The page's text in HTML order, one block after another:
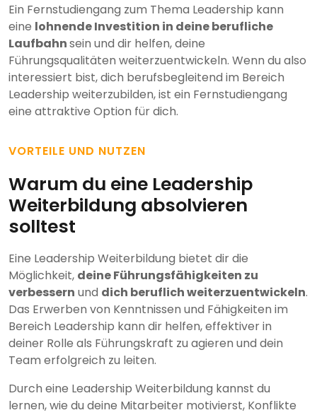
Ein Fernstudiengang zum Thema Leadership kann
eine lohnende Investition in deine berufliche
Laufbahnsein und dir helfen, deine
Führungsqualitäten weiterzuentwickeln. Wenn du also
interessiert bist, dich berufsbegleitend im Bereich
Leadership weiterzubilden, ist ein Fernstudiengang
eine attraktive Option für dich.
VORTEILE UND NUTZEN
Warum du eine Leadership
Weiterbildung absolvieren
solltest
Eine Leadership Weiterbildung bietet dir die
Möglichkeit, deine Führungsfähigkeiten zu
verbessern und dich beruflich weiterzuentwickeln.
Das Erwerben von Kenntnissen und Fähigkeiten im
Bereich Leadership kann dir helfen, effektiver in
deiner Rolle als Führungskraft zu agieren und dein
Team erfolgreich zu leiten.
Durch eine Leadership Weiterbildung kannst du
lernen, wie du deine Mitarbeiter motivierst, Konflikte